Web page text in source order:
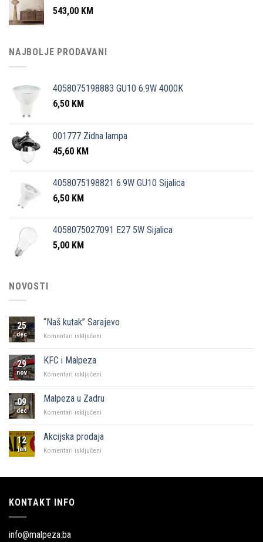
543,00 KM
NAJBOLJE PRODAVANI
4058075198883 GU10 6.9W 4000K
6,50 KM
001777 Zidna lampa
45,60 KM
4058075198821 6.9W GU10 Sijalica
6,50 KM
4058075027091 E27 5W Sijalica
5,00 KM
NOVOSTI
25
dec
“Naš kutak” Sarajevo
Komentari isključeni
29
nov
KFC i Malpeza
Komentari isključeni
Malpeza
09
dec
Malpeza u Zadru
Komentari isključeni
Zadru
12
jan
Akcijska prodaja
Komentari isključeni
KONTAKT INFO
info@malpeza.ba